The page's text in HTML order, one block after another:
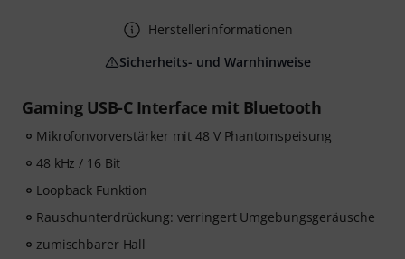
Gaming USB-C Interface mit Bluetooth
Mikrofonvorverstärker mit 48 V Phantomspeisung
48 kHz / 16 Bit
Loopback Funktion
Rauschunterdrückung: verringert Umgebungsgeräusche
zumischbarer Hall
Herstellerinformationen
Sicherheits- und Warnhinweise